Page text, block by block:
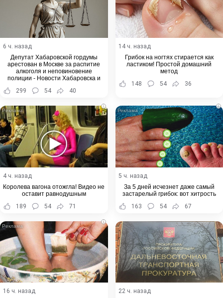
6 ч. назад
Депутат Хабаровской гордумы
арестован в Москве за распитие
алкоголя и неповиновение
полиции - Новости Хабаровска и
299 54 40
14 ч. назад
Грибок на ногтях стирается как
ластиком! Простой домашний
метод
148
54 36
i
4 ч. назад
Королева вагона отожгла! Видео не
оставит равнодушным
189
54 71
i
5 ч. назад
За 5 дней исчезнет даже самый
застарелый грибок: вот хитрость
163
54 67
i
16 ч. назад
22 ч. назад